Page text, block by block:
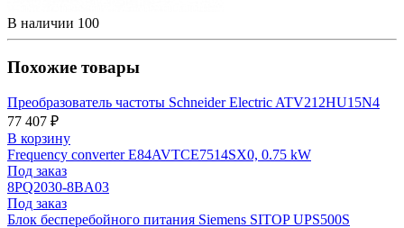
В наличии 100
Похожие товары
Преобразователь частоты Schneider Electric ATV212HU15N4
77 407 ₽
В корзину
Frequency converter E84AVTCE7514SX0, 0.75 kW
Под заказ
8PQ2030-8BA03
Под заказ
Блок бесперебойного питания Siemens SITOP UPS500S